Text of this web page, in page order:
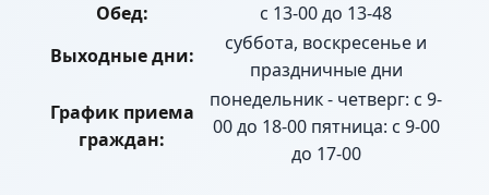
Обед:
с 13-00 до 13-48
Выходные дни:
суббота, воскресенье и
праздничные дни
График приема
граждан:
понедельник - четверг: с 9-
00 до 18-00 пятница: с 9-00
до 17-00